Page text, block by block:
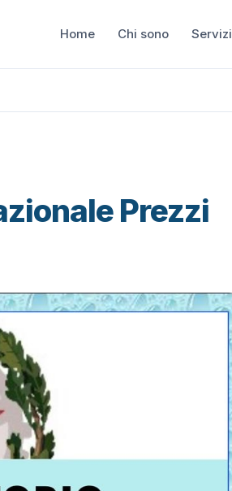
Home Chi sono Servizi
Prezzi